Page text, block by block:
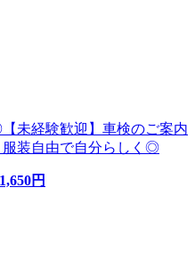
未経験歓迎】車検のご案内
服装自由で自分らしく◎
1,650円